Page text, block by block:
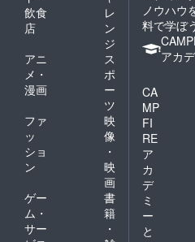
飲食
店
レ
ン
ジ
アニ
メ・
漫画
ス
ポ
ー
ツ
ファ
ッ
ショ
ン
映
像
・
映
画
ゲー
ム・
サー
書
籍
・
ノウハウ
料で学ぼ
アカ
CA
MP
FI
RE
ア
カ
デ
ミ
ー
と